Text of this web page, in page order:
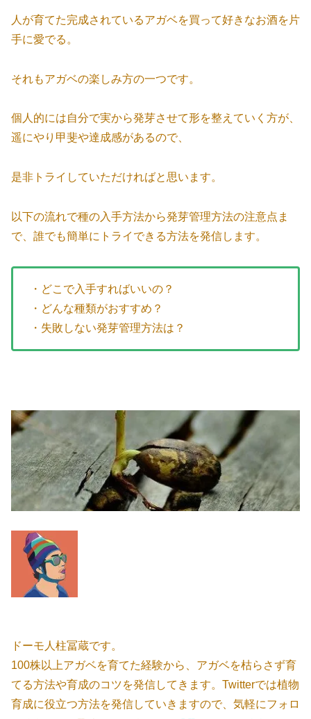
人が育てた完成されているアガベを買って好きなお酒を片
手に愛でる。
それもアガベの楽しみ方の一つです。
個人的には自分で実から発芽させて形を整えていく方が、
遥にやり甲斐や達成感があるので、
是非トライしていただければと思います。
以下の流れで種の入手方法から発芽管理方法の注意点ま
で、誰でも簡単にトライできる方法を発信します。
・どこで入手すればいいの？
・どんな種類がおすすめ？
・失敗しない発芽管理方法は？
ドーモ人柱冨蔵です。
100株以上アガベを育てた経験から、アガベを枯らさず育
てる方法や育成のコツを発信してきます。Twitterでは植物
育成に役立つ方法を発信していきますので、気軽にフォロ